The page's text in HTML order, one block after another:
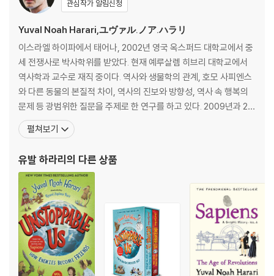
rmous power. But despite allour discoveries, inventions, and c
onquests, we now find ourselves in an existential crisis. The w
orld is on the verge of ecological collapse. Misinformation abo
unds. And we are rushing headlong into the age of AI―a new i
nformation network that threatens to annihilate us. For all that
we have accomplished, why are we so self-destructive?
Nexus looks through the long lens of human history to consid
aking us from the Stone Age, through the canonization of the
Bible, early modern witch-hunts, Stalinism, Nazism, and the re
surgence of populism today, Yuval Noah Harari asks us to con
sider the complex relationship between information and truth,
bureaucracy and mythology, wisdom and power. He explores
how different societies and political systems throughout hist
ory have wielded information to achieve their goals, for good
and ill. And he addresses the urgent choices we face as non-h
관심작가 알림신청
Yuval Noah Harari,ユヴァル.ノア.ハラリ
이스라엘 하이파에서 태어나, 2002년 영국 옥스퍼드 대학교에서 중
세 전쟁사로 박사학위를 받았다. 현재 예루살렘 히브리 대학교에서
역사학과 교수로 재직 중이다. 역사와 생물학의 관계, 호모 사피엔스
와 다른 동물의 본질적 차이, 역사의 진보와 방향성, 역사 속 행복의
문제 등 광범위한 질문을 주제로 한 연구를 하고 있다. 2009년과 20
12년에 ‘인문학 분야 창의성과 독창성에 대한 플론스키 상’을 수상했
고, 2011년 군대 역사에 관한 논문으로 ‘몬카도 상’을 수상했다. 2012
보스에서 열린 세계경제포럼에서 인
펼쳐보기
유발 하라리 의 다른 상품